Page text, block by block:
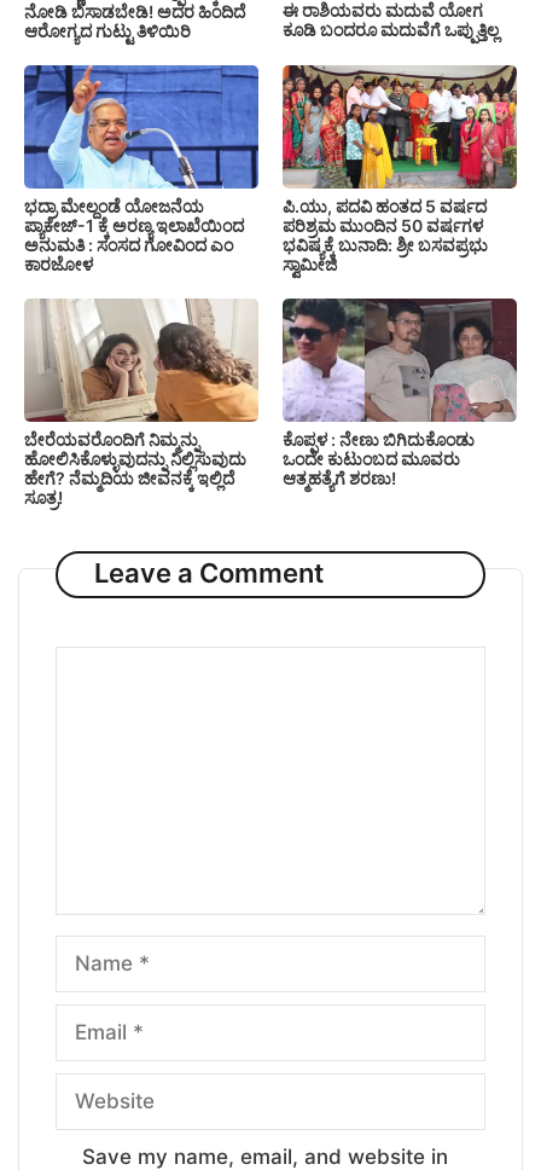
ನೋಡಿ ಬಿಸಾಡಬೇಡಿ! ಅದರ ಹಿಂದಿದೆ
ಆರೋಗ್ಯದ ಗುಟ್ಟು ತಿಳಿಯಿರಿ
ಈ ರಾಶಿಯವರು ಮದುವೆ ಯೋಗ
ಕೂಡಿ ಬಂದರೂ ಮದುವೆಗೆ ಒಪ್ಪುತ್ತಿಲ್ಲ
ಭದ್ರಾ ಮೇಲ್ದಂಡೆ ಯೋಜನೆಯ
ಪ್ಯಾಕೇಜ್-1 ಕ್ಕೆ ಅರಣ್ಯ ಇಲಾಖೆಯಿಂದ
ಅನುಮತಿ : ಸಂಸದ ಗೋವಿಂದ ಎಂ
ಕಾರಜೋಳ
ಪಿ.ಯು, ಪದವಿ ಹಂತದ 5 ವರ್ಷದ
ಪರಿಶ್ರಮ ಮುಂದಿನ 50 ವರ್ಷಗಳ
ಭವಿಷ್ಯಕ್ಕೆ ಬುನಾದಿ: ಶ್ರೀ ಬಸವಪ್ರಭು
ಸ್ವಾಮೀಜಿ
ಬೇರೆಯವರೊಂದಿಗೆ ನಿಮ್ಮನ್ನು
ಹೋಲಿಸಿಕೊಳ್ಳುವುದನ್ನು ನಿಲ್ಲಿಸುವುದು
ಹೇಗೆ? ನೆಮ್ಮದಿಯ ಜೀವನಕ್ಕೆ ಇಲ್ಲಿದೆ
ಸೂತ್ರ!
ಕೊಪ್ಪಳ : ನೇಣು ಬಿಗಿದುಕೊಂಡು
ಒಂದೇ ಕುಟುಂಬದ ಮೂವರು
ಆತ್ಮಹತ್ಯೆಗೆ ಶರಣು!
Leave a Comment
Save my name, email, and website in